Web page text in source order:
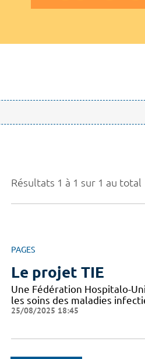
Résultats 1 à 1 sur 1 au total
PAGES
Le projet TIE
Une Fédération Hospitalo-
les soins des maladies
25/08/2025 18:45